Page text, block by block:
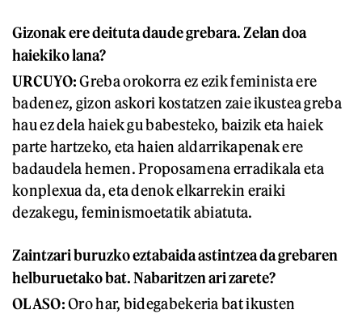
Gizonak ere deituta daude grebara. Zelan doa
haiekiko lana?
URCUYO:Greba orokorra ez ezik feminista ere
badenez, gizon askori kostatzen zaie ikustea greba
hau ez dela haiek gu babesteko, baizik eta haiek
parte hartzeko, eta haien aldarrikapenak ere
badaudela hemen. Proposamena erradikala eta
konplexua da, eta denok elkarrekin eraiki
dezakegu, feminismoetatik abiatuta.
Zaintzari buruzko eztabaida astintzea da grebaren
helburuetako bat. Nabaritzen ari zarete?
OLASO:Oro har, bidegabekeria bat ikusten